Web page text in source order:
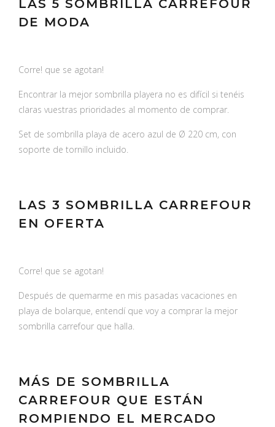
LAS 5 SOMBRILLA CARREFOUR
DE MODA
Corre! que se agotan!
Encontrar la mejor sombrilla playera no es difícil si tenéis
claras vuestras prioridades al momento de comprar.
Set de sombrilla playa de acero azul de Ø 220 cm, con
soporte de tornillo incluido.
LAS 3 SOMBRILLA CARREFOUR
EN OFERTA
Corre! que se agotan!
Después de quemarme en mis pasadas vacaciones en
playa de bolarque, entendí que voy a comprar la mejor
sombrilla carrefour que halla.
MÁS DE SOMBRILLA
CARREFOUR QUE ESTÁN
ROMPIENDO EL MERCADO